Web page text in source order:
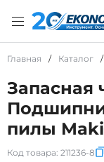
Главная / Каталог /
Запасная
пилы
Код товара: 211236-8